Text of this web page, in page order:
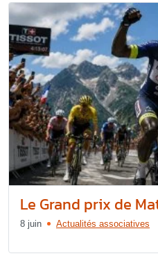
Le Grand prix de
8 juin Actualités associatives